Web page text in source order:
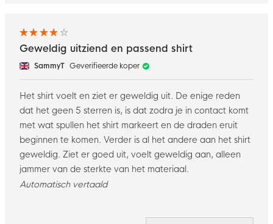
Geweldig uitziend en passend shirt
SammyT Geverifieerde koper
Het shirt voelt en ziet er geweldig uit. De enige reden
dat het geen 5 sterren is, is dat zodra je in contact komt
met wat spullen het shirt markeert en de draden eruit
beginnen te komen. Verder is al het andere aan het shirt
geweldig. Ziet er goed uit, voelt geweldig aan, alleen
jammer van de sterkte van het materiaal.
Automatisch vertaald